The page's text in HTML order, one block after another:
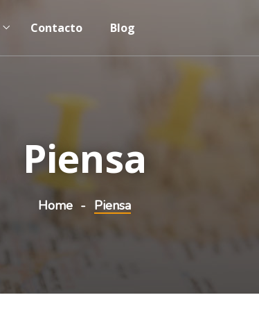
Contacto Blog
Piensa
Home Piensa